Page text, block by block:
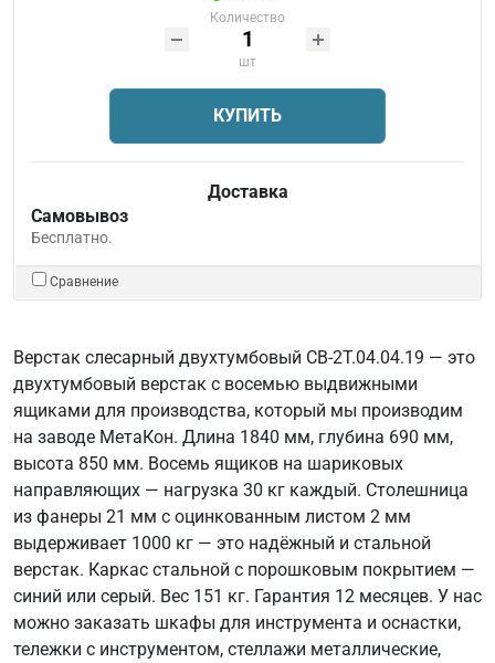
Количество
шт
КУПИТЬ
Доставка
Самовывоз
Бесплатно.
Сравнение
Верстак слесарный двухтумбовый СВ-2Т.04.04.19 — это
двухтумбовый верстак с восемью выдвижными
ящиками для производства, который мы производим
на заводе МетаКон. Длина 1840 мм, глубина 690 мм,
высота 850 мм. Восемь ящиков на шариковых
направляющих — нагрузка 30 кг каждый. Столешница
из фанеры 21 мм с оцинкованным листом 2 мм
выдерживает 1000 кг — это надёжный и стальной
верстак. Каркас стальной с порошковым покрытием —
синий или серый. Вес 151 кг. Гарантия 12 месяцев. У нас
можно заказать шкафы для инструмента и оснастки,
тележки с инструментом, стеллажи металлические,